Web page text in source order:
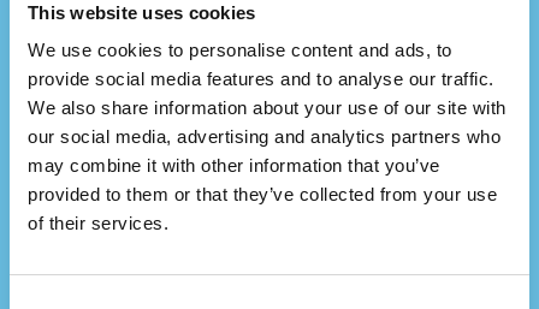
This website uses cookies
We use cookies to personalise content and ads, to
provide social media features and to analyse our traffic.
We also share information about your use of our site with
our social media, advertising and analytics partners who
may combine it with other information that you’ve
provided to them or that they’ve collected from your use
of their services.
Ви представляєте
консалтингову фірму?
Співпрацюйте з нами та створюйте ще більші
цінності для своїх сертифікованих клієнтів!
Зв'яжіться з нами для отримання додаткової